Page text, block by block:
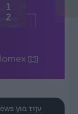
για την